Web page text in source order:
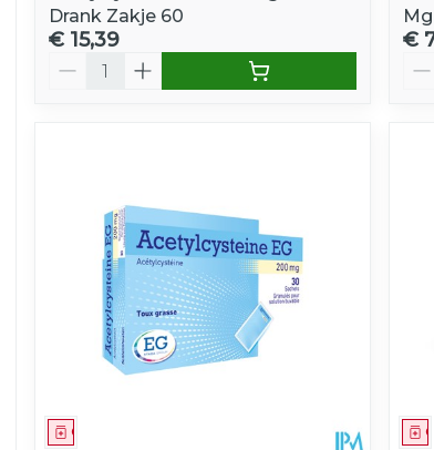
Drank Zakje 60
€ 15,39
Aantal
Mg
€
Geneesmiddel